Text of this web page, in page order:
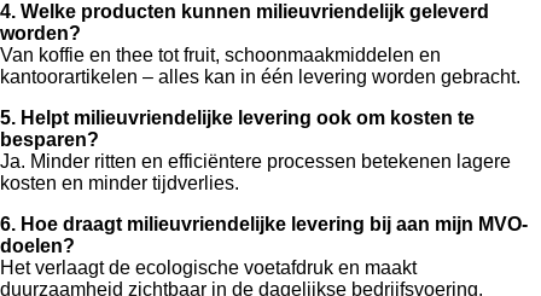
4. Welke producten kunnen milieuvriendelijk geleverd
worden?
Van koffie en thee tot fruit, schoonmaakmiddelen en
kantoorartikelen – alles kan in één levering worden gebracht.
5. Helpt milieuvriendelijke levering ook om kosten te
besparen?
Ja. Minder ritten en efficiëntere processen betekenen lagere
kosten en minder tijdverlies.
6. Hoe draagt milieuvriendelijke levering bij aan mijn MVO-
doelen?
Het verlaagt de ecologische voetafdruk en maakt
duurzaamheid zichtbaar in de dagelijkse bedrijfsvoering.